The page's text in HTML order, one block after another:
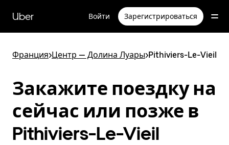
перейти
к
Uber Войти Зарегистрироваться
Франция>Центр — Долина Луары>Pithiviers-Le-Vieil
Закажите поездку на
сейчас или позже в
Pithiviers-Le-Vieil